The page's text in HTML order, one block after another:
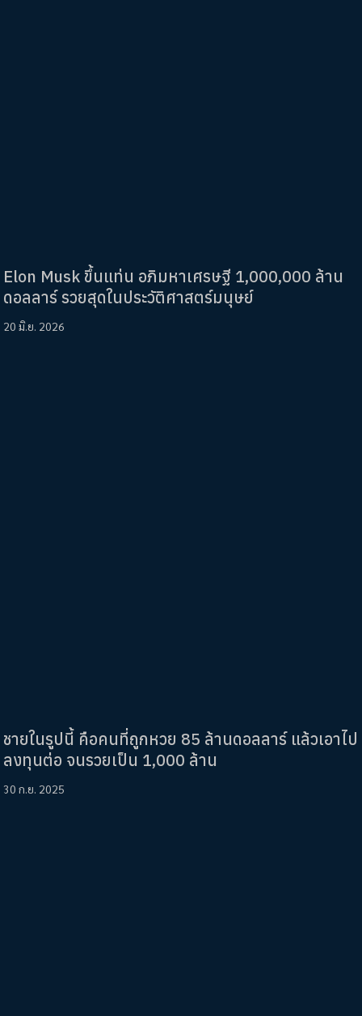
Elon Musk ขึ้นแท่น อภิมหาเศรษฐี 1,000,000 ล้าน
ดอลลาร์ รวยสุดในประวัติศาสตร์มนุษย์
20 มิ.ย. 2026
ชายในรูปนี้ คือคนที่ถูกหวย 85 ล้านดอลลาร์ แล้วเอาไป
ลงทุนต่อ จนรวยเป็น 1,000 ล้าน
30 ก.ย. 2025